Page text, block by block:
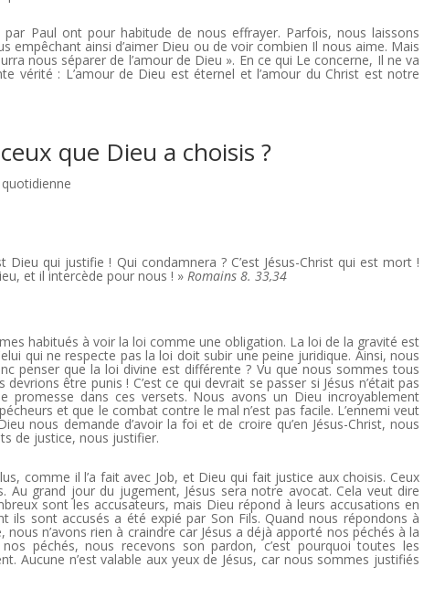
Paul ont pour habitude de nous effrayer. Parfois, nous laissons
empêchant ainsi d’aimer Dieu ou de voir combien Il nous aime. Mais
nous séparer de l’amour de Dieu ». En ce qui Le concerne, Il ne va
vérité : L’amour de Dieu est éternel et l’amour du Christ est notre
que Dieu a choisis ?
Dieu qui justifie ! Qui condamnera ? C’est Jésus-Christ qui est mort !
et il intercède pour nous ! » Romains 8. 33,34
habitués à voir la loi comme une obligation. La loi de la gravité est
qui ne respecte pas la loi doit subir une peine juridique. Ainsi, nous
penser que la loi divine est différente ? Vu que nous sommes tous
être punis ! C’est ce qui devrait se passer si Jésus n’était pas
promesse dans ces versets. Nous avons un Dieu incroyablement
et que le combat contre le mal n’est pas facile. L’ennemi veut
nous demande d’avoir la foi et de croire qu’en Jésus-Christ, nous
de justice, nous justifier.
comme il l’a fait avec Job, et Dieu qui fait justice aux choisis. Ceux
Au grand jour du jugement, Jésus sera notre avocat. Cela veut dire
sont les accusateurs, mais Dieu répond à leurs accusations en
ils sont accusés a été expié par Son Fils. Quand nous répondons à
n’avons rien à craindre car Jésus a déjà apporté nos péchés à la
péchés, nous recevons son pardon, c’est pourquoi toutes les
Aucune n’est valable aux yeux de Jésus, car nous sommes justifiés